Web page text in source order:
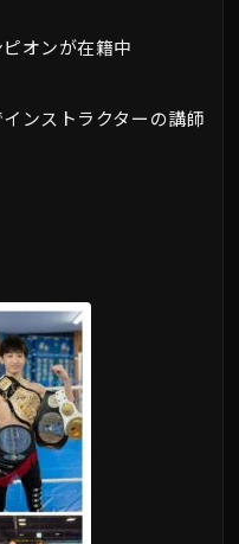
オンが在籍中
ンストラクターの講師